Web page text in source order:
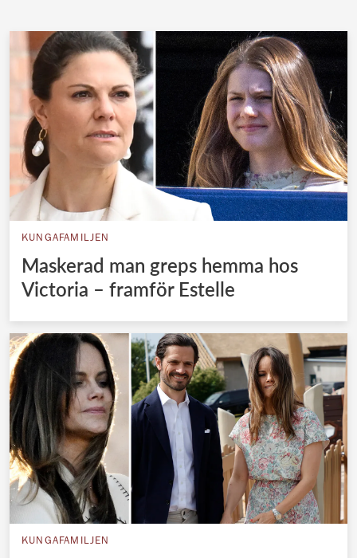
Danska kungahuset
Spanska kungahuset
Nederländska kungahuset
Belgiska kungahuset
Jordanska kungahuset
Luxemburgska storhertighuset
Japanska kejsarhuset
Marockanska kungahuset
KUNGAFAMILJEN
Maskerad man greps hemma hos
Victoria – framför Estelle
KUNGAFAMILJEN